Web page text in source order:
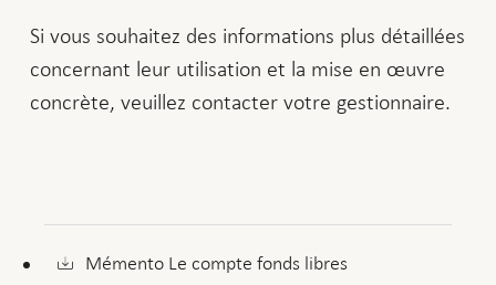
Si vous souhaitez des informations plus détaillées
concernant leur utilisation et la mise en œuvre
concrète, veuillez contacter votre gestionnaire.
Mémento Le compte fonds libres